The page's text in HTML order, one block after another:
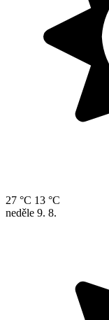
27 °C 13 °C
neděle 9. 8.